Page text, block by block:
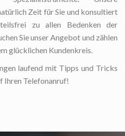
Zeit für Sie und konsultiert
zu allen Bedenken der
Sie unser Angebot und zählen
glücklichen Kundenkreis.
laufend mit Tipps und Tricks
Ihren Telefonanruf!